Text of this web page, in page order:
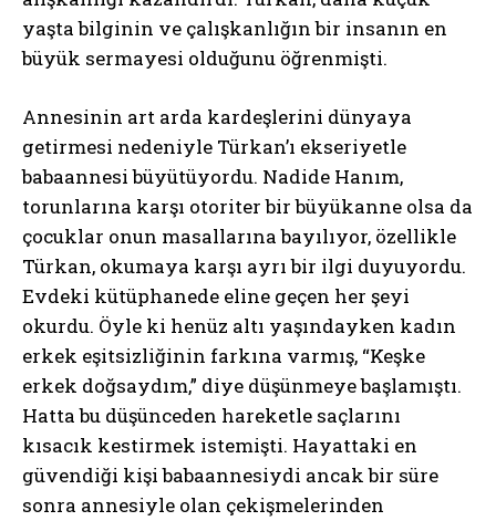
yaşta bilginin ve çalışkanlığın bir insanın en
büyük sermayesi olduğunu öğrenmişti.
Annesinin art arda kardeşlerini dünyaya
getirmesi nedeniyle Türkan’ı ekseriyetle
babaannesi büyütüyordu. Nadide Hanım,
torunlarına karşı otoriter bir büyükanne olsa da
çocuklar onun masallarına bayılıyor, özellikle
Türkan, okumaya karşı ayrı bir ilgi duyuyordu.
Evdeki kütüphanede eline geçen her şeyi
okurdu. Öyle ki henüz altı yaşındayken kadın
erkek eşitsizliğinin farkına varmış, “Keşke
erkek doğsaydım,” diye düşünmeye başlamıştı.
Hatta bu düşünceden hareketle saçlarını
kısacık kestirmek istemişti. Hayattaki en
güvendiği kişi babaannesiydi ancak bir süre
sonra annesiyle olan çekişmelerinden